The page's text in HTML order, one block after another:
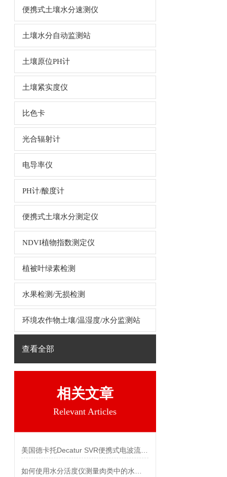
便携式土壤水分速测仪
土壤水分自动监测站
土壤原位PH计
土壤紧实度仪
比色卡
光合辐射计
电导率仪
PH计/酸度计
便携式土壤水分测定仪
NDVI植物指数测定仪
植被叶绿素检测
水果检测/无损检测
环境农作物土壤/温湿度/水分监测站
查看全部
相关文章
Relevant Articles